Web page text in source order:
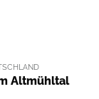
Altmühltal